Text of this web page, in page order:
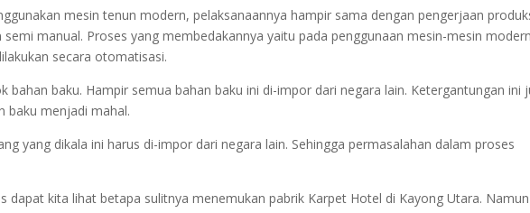
mesin tenun modern, pelaksanaannya hampir sama dengan pengerjaan
manual. Proses yang membedakannya yaitu pada penggunaan mesin-mesin
secara otomatisasi.
bahan baku. Hampir semua bahan baku ini di-impor dari negara lain. Ketergantungan ini
baku menjadi mahal.
yang dikala ini harus di-impor dari negara lain. Sehingga permasalahan dalam proses
dapat kita lihat betapa sulitnya menemukan pabrik Karpet Hotel di Kayong Utara. Namun